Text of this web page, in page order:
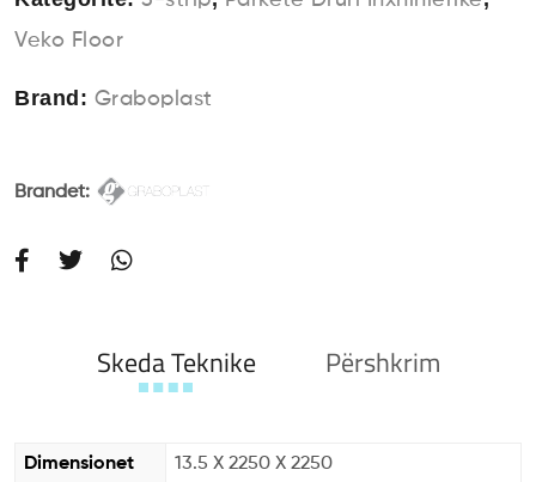
Veko Floor
Brand: Graboplast
Brandet:
Skeda Teknike Përshkrim
Dimensionet 13.5 X 2250 X 2250